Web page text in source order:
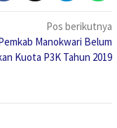
Pos berikutnya
Manokwari Belum
Kuota P3K Tahun 2019